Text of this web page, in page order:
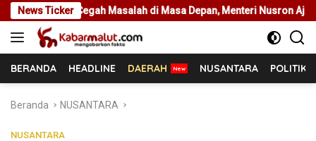
Langsung
ke
konten
News Ticker
Masalah di Masa Depan, Menteri Nusron Ajak Pemda Percepat
BERANDA HEADLINE DAERAH NUSANTARA POLITIK
Beranda NUSANTARA
NUSANTARA